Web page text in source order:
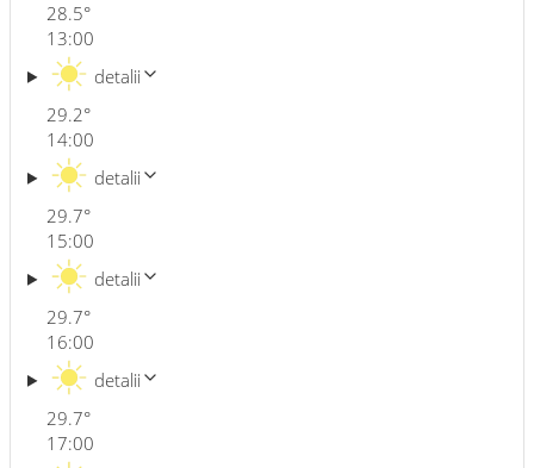
28.5°
13:00
29.2°
detalii
14:00
29.7°
detalii
15:00
29.7°
detalii
16:00
29.7°
detalii
17:00